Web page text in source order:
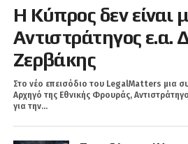
Η Κύπρος δεν είναι
Αντιστράτηγος ε.α.
Ζερβάκης
Στο νέο επεισόδιο του LegalMatters μια
Αρχηγό της Εθνικής Φρουράς,
για την...